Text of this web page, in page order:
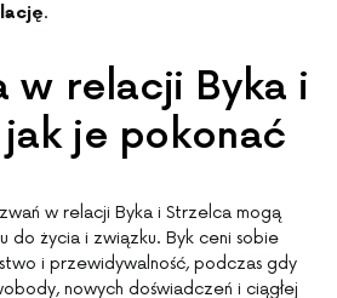
.
w relacji Byka i
je pokonać
w relacji Byka i Strzelca mogą
do życia i związku. Byk ceni sobie
i przewidywalność, podczas gdy
nowych doświadczeń i ciągłej